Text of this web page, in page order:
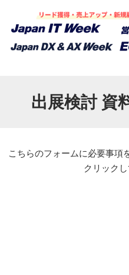
出展検討 資
こちらのフォームに必要事項
クリックし